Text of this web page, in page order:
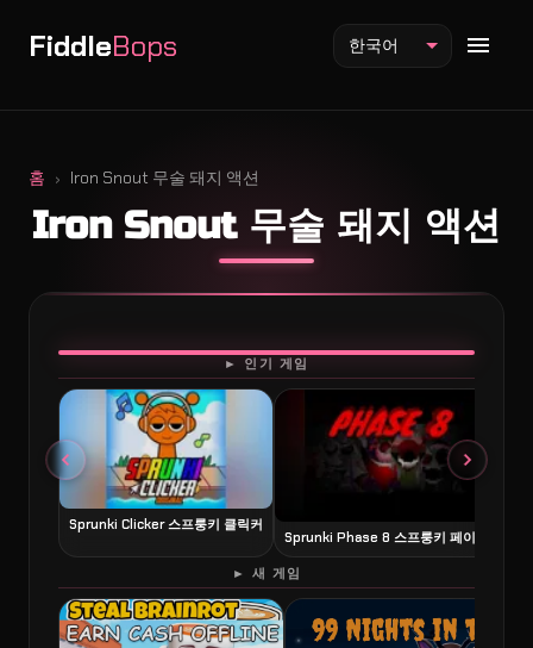
FiddleBops
Fiddlebops 모드
Incredibox 모드
Sprunki 모드
한국어
홈 Iron Snout 무술 돼지 액션
Iron Snout 무술 돼지 액션
► 인기 게임
Sprunki Clicker 스프룽키 클릭커
Sprunki Phase 8 스프룽키 페이즈 8
플레이
► 새 게임